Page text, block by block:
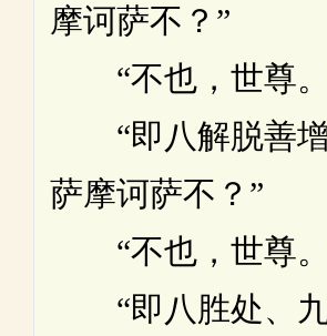
摩诃萨不？”
“不也，世尊
“即八解脱善增
萨摩诃萨不？”
“不也，世尊
“即八胜处、